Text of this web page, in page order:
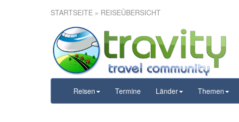
STARTSEITE » REISEÜBERSICHT
Reisen Termine Länder Themen